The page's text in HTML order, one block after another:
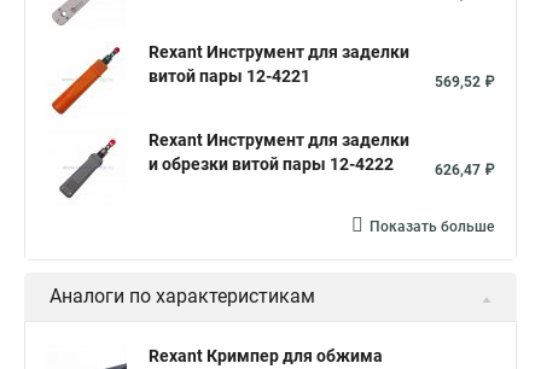
Обжим проводов
Опрессовка гильз Пресс для наконечников
Клещи для наконечников
Обжим кабеля Опрессовка проводов Распиновка rj45
Обжать витую
Обжим коннектора
Rexant Инструмент для заделки
витой пары 12-4221
569,52 ₽
Rexant Инструмент для заделки
и обрезки витой пары 12-4222
626,47 ₽
Показать больше
Аналоги по характеристикам
Rexant Кримпер для обжима